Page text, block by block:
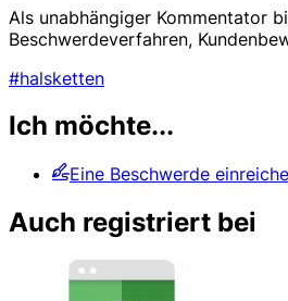
Als unabhängiger Kommentator
Beschwerdeverfahren,
#halsketten
Ich möchte...
Eine Beschwerde
Auch registriert bei